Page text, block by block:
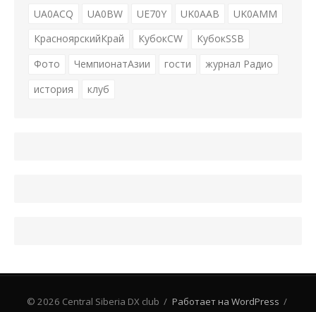
UA0ACQ
UA0BW UE70Y UK0AAB
UK0AMM
КрасноярскийКрай
КубокCW
КубокSSB
Фото
ЧемпионатАзии гости
журнал Радио
история
клуб
© 2026 Central Siberia DX club / Работает на WordPress /